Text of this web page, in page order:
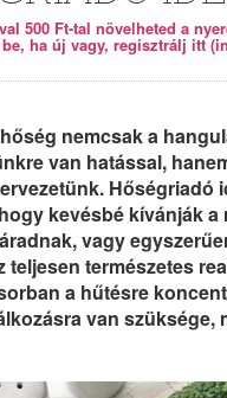
500 Ft-tal növelheted a
ha új vagy, regisztrálj itt
nemcsak a
van hatással,
Hőségriadó
kevésbé kívánják a
vagy
teljesen természetes
a hűtésre
van szüksége,